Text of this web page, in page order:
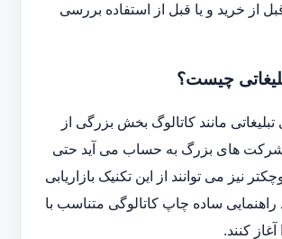
از خرید و یا قبل از استفاده بررسی
چیست؟
تبلیغاتی مانند کاتالوگ بخش بزرگی از
های بزرگ به حساب می آید حتی
نیز می توانند از این تکنیک بازاریابی
راهنمایی ساده چاپ کاتالوگی متناسب با
کنند.